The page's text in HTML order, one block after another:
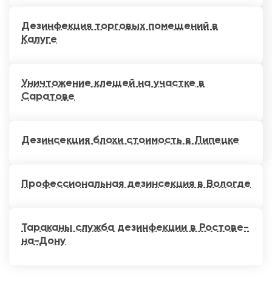
Дезинфекция торговых помещений в
Калуге
Уничтожение клещей на участке в
Саратове
Дезинсекция блохи стоимость в Липецке
Профессиональная дезинсекция в Вологде
Тараканы служба дезинфекции в Ростове-
на-Дону